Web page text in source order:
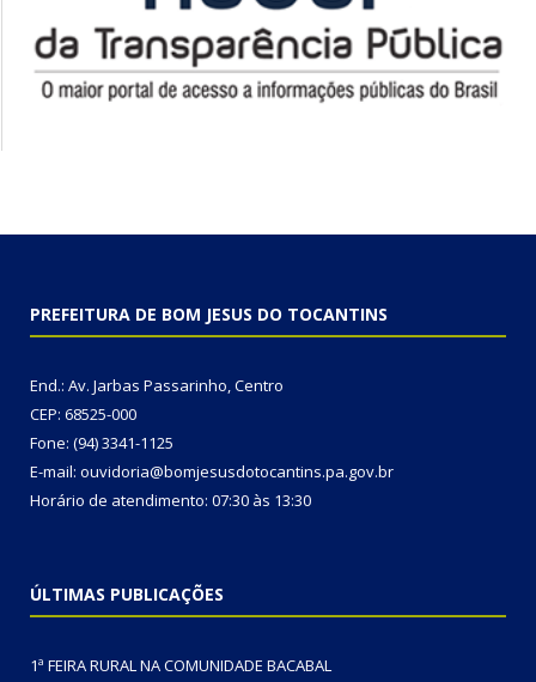
PREFEITURA DE BOM JESUS DO TOCANTINS
End.: Av. Jarbas Passarinho, Centro
CEP: 68525-000
Fone: (94) 3341-1125
E-mail: ouvidoria@bomjesusdotocantins.pa.gov.br
Horário de atendimento: 07:30 às 13:30
ÚLTIMAS PUBLICAÇÕES
1ª FEIRA RURAL NA COMUNIDADE BACABAL